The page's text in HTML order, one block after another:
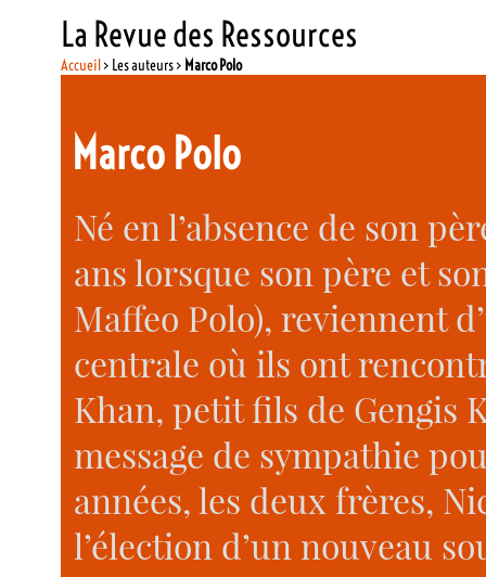
La Revue des Ressources
Accueil> Les auteurs > Marco Polo
Marco Polo
Né en l’absence de son
ans lorsque son père et
Maffeo Polo), reviennent
centrale où ils ont
Khan, petit fils de Gengis
message de sympathie
années, les deux frères,
l’élection d’un nouveau